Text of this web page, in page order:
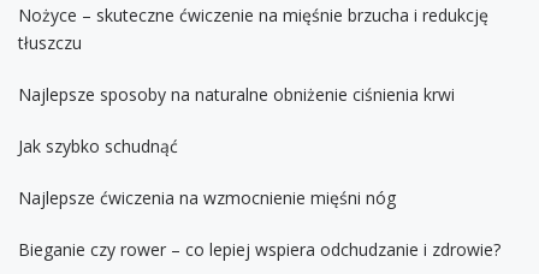
Nożyce – skuteczne ćwiczenie na mięśnie brzucha i redukcję
tłuszczu
Najlepsze sposoby na naturalne obniżenie ciśnienia krwi
Jak szybko schudnąć
Najlepsze ćwiczenia na wzmocnienie mięśni nóg
Bieganie czy rower – co lepiej wspiera odchudzanie i zdrowie?